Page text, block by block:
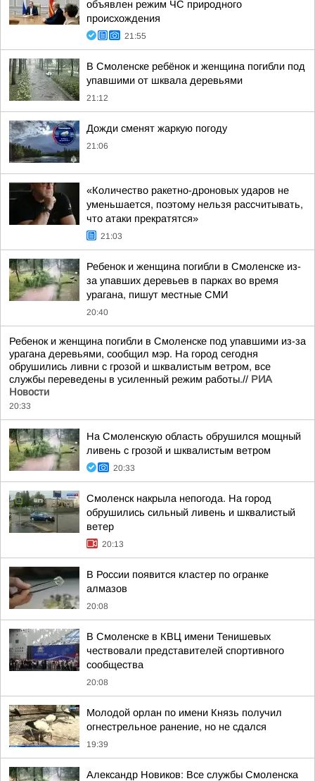
объявлен режим ЧС природного
происхождения
21:55
В Смоленске ребёнок и женщина погибли под
упавшими от шквала деревьями
21:12
Дожди сменят жаркую погоду
21:06
«Количество ракетно-дроновых ударов не
уменьшается, поэтому нельзя рассчитывать,
что атаки прекратятся»
21:03
Ребенок и женщина погибли в Смоленске из-
за упавших деревьев в парках во время
урагана, пишут местные СМИ
20:40
Ребенок и женщина погибли в Смоленске под упавшими из-за
урагана деревьями, сообщил мэр. На город сегодня
обрушились ливни с грозой и шквалистым ветром, все
службы переведены в усиленный режим работы.// РИА
Новости
20:33
На Смоленскую область обрушился мощный
ливень с грозой и шквалистым ветром
20:33
Смоленск накрыла непогода. На город
обрушились сильный ливень и шквалистый
ветер
20:13
В России появится кластер по огранке
алмазов
20:08
В Смоленске в КВЦ имени Тенишевых
чествовали представителей спортивного
сообщества
20:08
Молодой орлан по имени Князь получил
огнестрельное ранение, но не сдался
19:39
Александр Новиков: Все службы Смоленска